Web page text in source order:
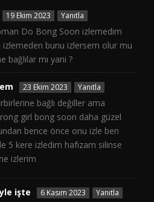
19 Ekim 2023 Yanıtla
Do Bong Soon izlemedim
izlemeden bunu izlersem olur mu
bağlılar mı yani ?
23 Ekim 2023 Yanıtla
bağlı değiller ama
girl bong soon daha güzel
bence önce onu izle ben
5 kere izledim hafızam silinse
izlerim
işte 6 Kasım 2023 Yanıtla